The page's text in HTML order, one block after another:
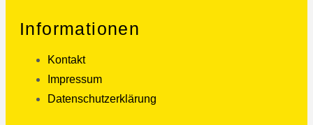
Informationen
Kontakt
Impressum
Datenschutzerklärung